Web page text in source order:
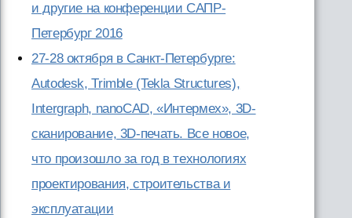
и другие на конференции САПР-
Петербург 2016
27-28 октября в Санкт-Петербурге:
Autodesk, Trimble (Tekla Structures),
Intergraph, nanoCAD, «Интермех», 3D-
сканирование, 3D-печать. Все новое,
что произошло за год в технологиях
проектирования, строительства и
эксплуатации